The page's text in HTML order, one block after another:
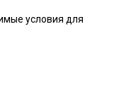
условия для